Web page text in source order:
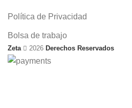
Política de Privacidad
Bolsa de trabajo
Zeta 2026 Derechos Reservados